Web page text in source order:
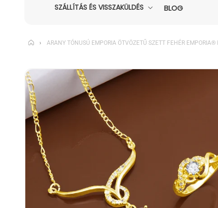
SZÁLLÍTÁS ÉS VISSZAKÜLDÉS BLOG
› ARANY TÓNUSÚ EMPORIA ÖTVÖZETŰ SZETT FEHÉR
KIHAGYÁS, ÉS
UGRÁS A
TERMÉKADATOKRA